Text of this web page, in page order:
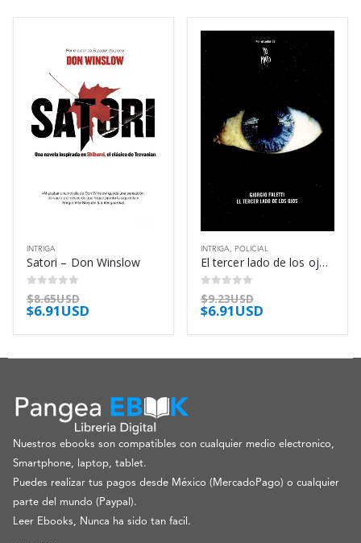
INTRIGA
Satori – Don Winslow
0out of 5
$8.65USD
$6.91USD
INTRIGA, POLICIAL
El tercer lado de los ojos – Giorgio Faletti
0out of 5
$9.23USD
$6.91USD
Nuestros ebooks son compatibles con cualquier medio electronico,
Smartphone, laptop, tablet.
Puedes realizar tus pagos desde México (MercadoPago) o cualquier
parte del mundo (Paypal).
Leer Ebooks, Nunca ha sido tan facil.